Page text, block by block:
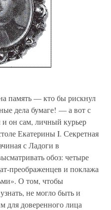
память — кто бы рискнул
дела бумаге! — а вот с
он сам, личный курьер
Екатерины I. Секретная
с Ладоги в
обоз: четыре
преображенцев и поклажа
О том, чтобы
не могло быть и
для доверенного лица